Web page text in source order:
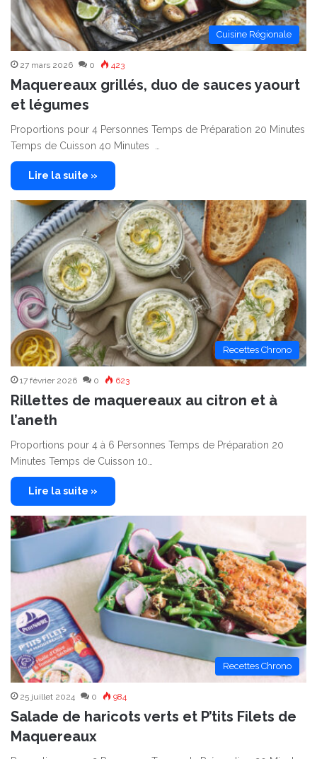
Cuisine Régionale
27 mars 2026 0 423
Maquereaux grillés, duo de sauces yaourt
et légumes
Proportions pour 4 Personnes Temps de Préparation 20 Minutes
Temps de Cuisson 40 Minutes …
Lire la suite »
Recettes Chrono
17 février 2026 0 623
Rillettes de maquereaux au citron et à
l’aneth
Proportions pour 4 à 6 Personnes Temps de Préparation 20
Minutes Temps de Cuisson 10…
Lire la suite »
Recettes Chrono
25 juillet 2024 0 984
Salade de haricots verts et P’tits Filets de
Maquereaux